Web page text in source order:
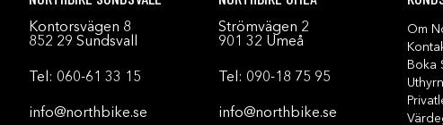
Kontorsvägen 8
852 29 Sundsvall
Tel: 060-61 33 15
info@northbike.se
Strömvägen 2
901 32 Umeå
Tel: 090-18 75 95
info@northbike.se
Om
Boka